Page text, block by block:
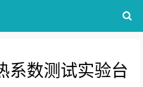
系数测试实验台